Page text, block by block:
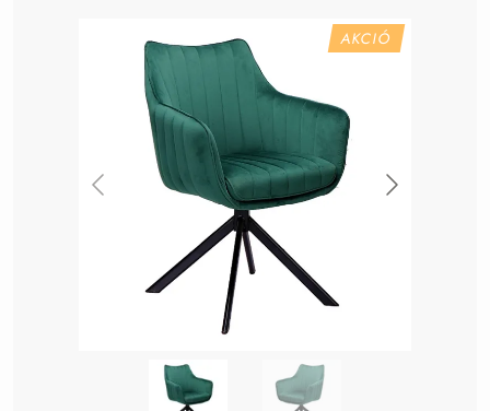
AKCIÓ